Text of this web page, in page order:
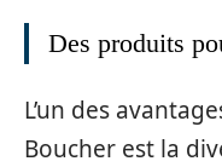
Des produits
L’un des
Boucher est la